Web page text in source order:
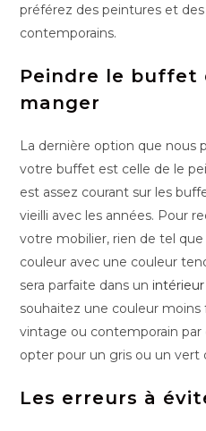
préférez des peintures et
contemporains.
Peindre le buffet
manger
La dernière option que nous
votre buffet est celle de le
est assez courant sur les
vieilli avec les années. Pour
votre mobilier, rien de tel
couleur avec une couleur
sera parfaite dans un
souhaitez une couleur
vintage ou contemporain par
opter pour un gris ou un vert
Les erreurs à